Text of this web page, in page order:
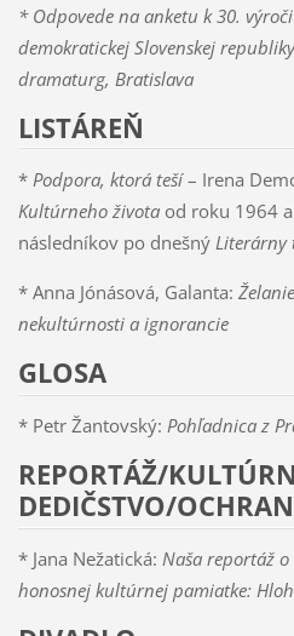
* Odpovede na anketu k 30.
demokratickej Slovenskej
dramaturg, Bratislava
LISTÁREŇ
* Podpora, ktorá teší– Irena
Kultúrneho životaod roku 1964
následníkov po dnešný Literárny
* Anna Jónásová, Galanta:
nekultúrnosti a ignorancie
GLOSA
* Petr Žantovský: Pohľadnica z
REPORTÁŽ/
DEDIČSTVO/
* Jana Nežatická: Naša reportáž
honosnej kultúrnej pamiatke: